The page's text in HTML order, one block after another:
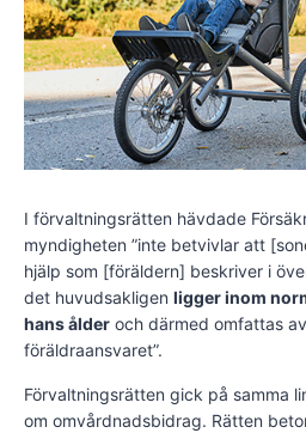
I förvaltningsrätten hävdade
myndigheten ”inte betvivlar att
hjälp som [föräldern] beskriver i
det huvudsakligen ligger inom
hans ålder och därmed omfattas
föräldraansvaret”.
Förvaltningsrätten gick på samma
om omvårdnadsbidrag. Rätten